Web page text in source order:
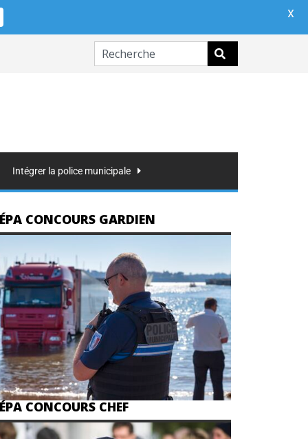
Intégrer la police municipale
CONCOURS GARDIEN
CONCOURS CHEF
X